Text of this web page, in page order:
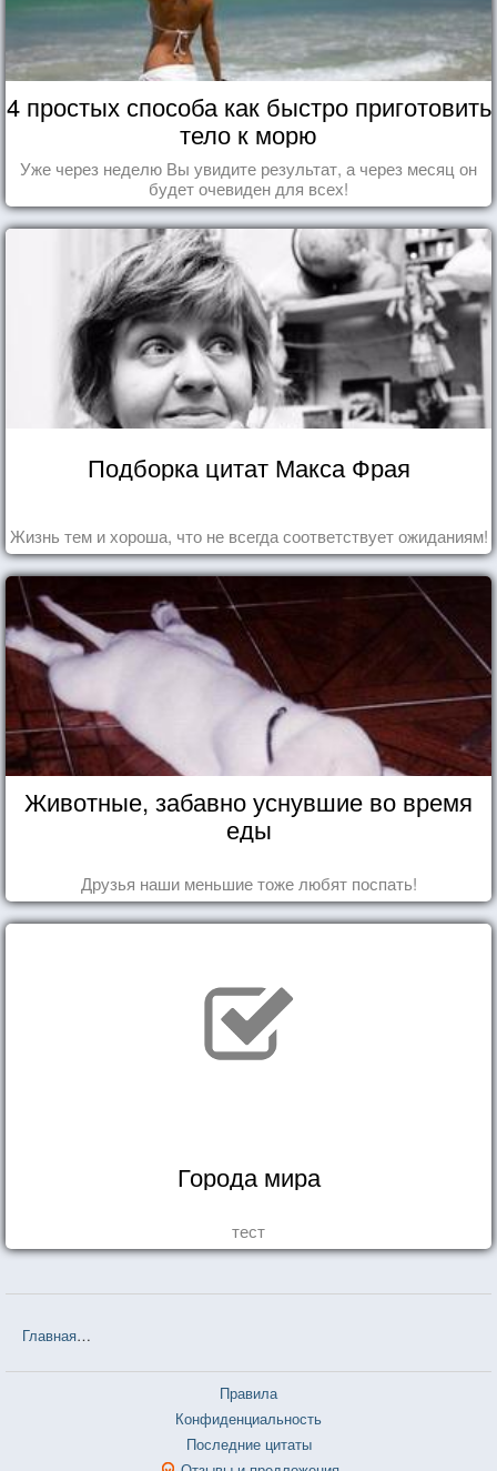
4 простых способа как быстро приготовить
тело к морю
Уже через неделю Вы увидите результат, а через месяц он
будет очевиден для всех!
Подборка цитат Макса Фрая
Жизнь тем и хороша, что не всегда соответствует ожиданиям!
Животные, забавно уснувшие во время
еды
Друзья наши меньшие тоже любят поспать!
Города мира
тест
Главная
Правила
Конфиденциальность
Последние цитаты